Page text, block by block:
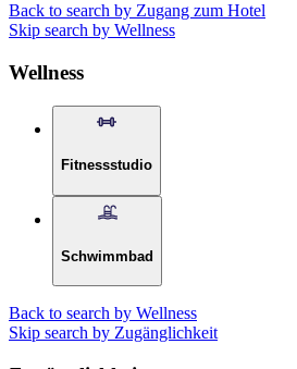
Back to search by Zugang zum Hotel
Skip search by Wellness
Wellness
Fitnessstudio
Schwimmbad
Back to search by Wellness
Skip search by Zugänglichkeit